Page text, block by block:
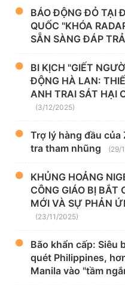
BÁO ĐỘNG ĐỎ TẠI
QUỐC "KHÓA
SẴN SÀNG ĐÁP TRẢ
BI KỊCH "GIẾT
ĐỘNG HÀ LAN:
ANH TRAI SÁT HẠI
(3/12/2025)
Trợ lý hàng đầu
tra tham nhũng
(29/
KHỦNG HOẢNG
CÔNG GIÁO BỊ BẮT
MỚI VÀ SỰ PHẢN
(23/11/2025)
Bão khẩn cấp: Siêu
quét Philippines,
Manila vào "tầm